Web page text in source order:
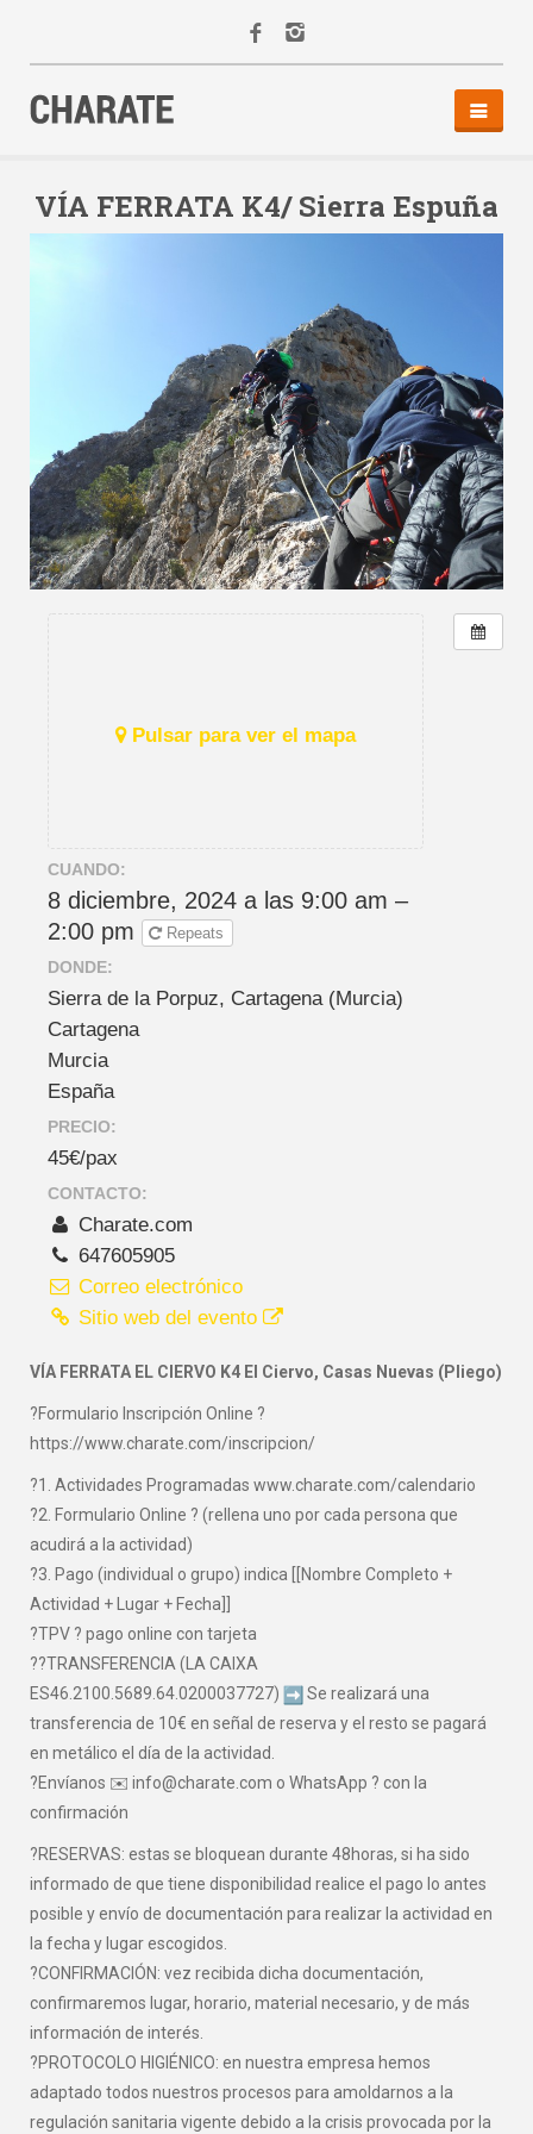
AGENDA
ACTIVIDADES
VÍA FERRATA K4/ Sierra Espuña
Pulsar para ver el mapa
CUANDO:
8 diciembre, 2024 a las 9:00 am –
2:00 pm
Repeats
DONDE:
Sierra de la Porpuz, Cartagena (Murcia)
Cartagena
Murcia
España
PRECIO:
45€/pax
CONTACTO:
Charate.com
647605905
Correo electrónico
Sitio web del evento
VÍA FERRATA EL CIERVO K4 El Ciervo, Casas Nuevas (Pliego)
?Formulario Inscripción Online ?
https://www.charate.com/inscripcion/
?1. Actividades Programadas www.charate.com/calendario
?2. Formulario Online ? (rellena uno por cada persona que
acudirá a la actividad)
?3. Pago (individual o grupo) indica [[Nombre Completo +
Actividad + Lugar + Fecha]]
?TPV ? pago online con tarjeta
??TRANSFERENCIA (LA CAIXA
ES46.2100.5689.64.0200037727)
Se realizará una
transferencia de 10€ en señal de reserva y el resto se pagará
en metálico el día de la actividad.
?Envíanos ✉️ info@charate.com o WhatsApp ? con la
confirmación
?RESERVAS: estas se bloquean durante 48horas, si ha sido
informado de que tiene disponibilidad realice el pago lo antes
posible y envío de documentación para realizar la actividad en
la fecha y lugar escogidos.
?CONFIRMACIÓN: vez recibida dicha documentación,
confirmaremos lugar, horario, material necesario, y de más
información de interés.
?PROTOCOLO HIGIÉNICO: en nuestra empresa hemos
adaptado todos nuestros procesos para amoldarnos a la
regulación sanitaria vigente debido a la crisis provocada por la